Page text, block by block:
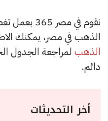
نقوم في مصر
الذهب في مصر، يمكنك
الذهب لمراجعة الجدول
دائم.
أخر التحديثات